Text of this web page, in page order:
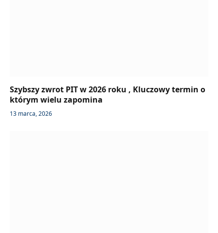
Szybszy zwrot PIT w 2026 roku , Kluczowy termin o
którym wielu zapomina
13 marca, 2026